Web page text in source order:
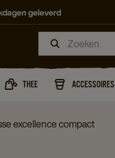
geleverd
THEE ACCESSOIRES
excellence compact